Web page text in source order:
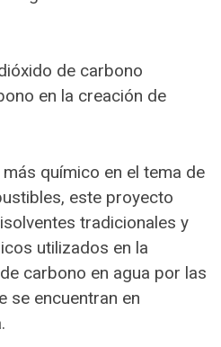
de carbono
en la creación de
químico en el tema de
este proyecto
tradicionales y
utilizados en la
carbono en agua por las
se encuentran en